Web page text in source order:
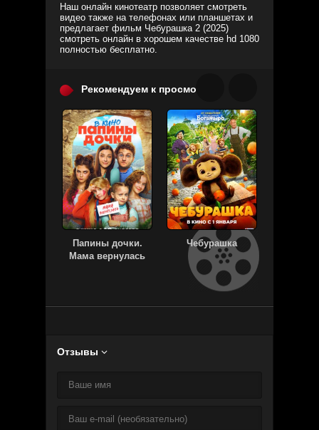
Наш онлайн кинотеатр позволяет смотреть
видео также на телефонах или планшетах и
предлагает фильм Чебурашка 2 (2025)
смотреть онлайн в хорошем качестве hd 1080
полностью бесплатно.
Рекомендуем к просмотру:
Папины дочки.
Мама вернулась
Чебурашка
Отзывы 